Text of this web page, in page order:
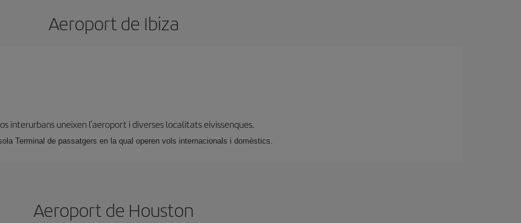
Aeroport de Ibiza
interurbans uneixen l'aeroport i diverses localitats eivissenques.
Terminal de passatgers en la qual operen vols internacionals i domèstics.
Aeroport de Houston